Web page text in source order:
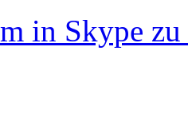
in Skype